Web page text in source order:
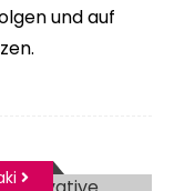
und auf